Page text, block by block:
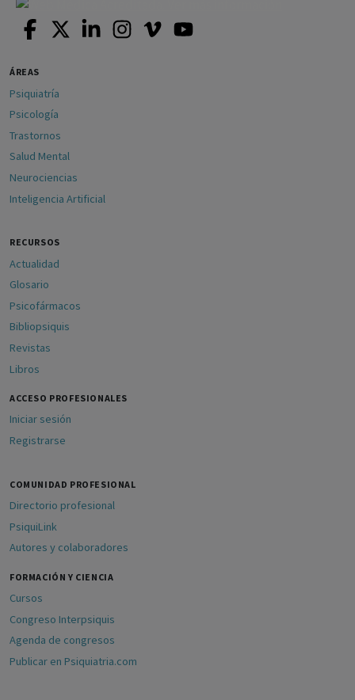
ÁREAS
Psiquiatría
Psicología
Trastornos
Salud Mental
Neurociencias
Inteligencia Artificial
RECURSOS
Actualidad
Glosario
Psicofármacos
Bibliopsiquis
Revistas
Libros
ACCESO PROFESIONALES
Iniciar sesión
Registrarse
COMUNIDAD PROFESIONAL
Directorio profesional
PsiquiLink
Autores y colaboradores
FORMACIÓN Y CIENCIA
Cursos
Congreso Interpsiquis
Agenda de congresos
Publicar en Psiquiatria.com